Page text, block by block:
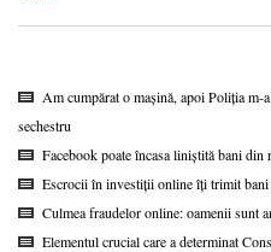
Am cumpărat o mașină, apoi Poliția m-
sechestru
Facebook poate încasa liniștită bani
Escrocii în investiții online îți trimit bani
Culmea fraudelor online: oamenii sunt
Elementul crucial care a determinat